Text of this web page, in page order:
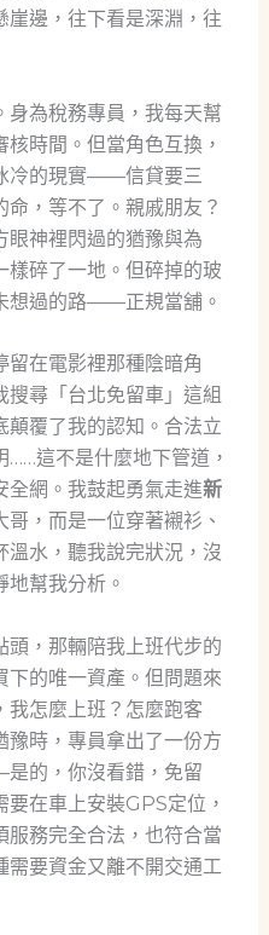
崖邊，往下看是深淵，往
身為稅務專員，我每天幫
時間。但當角色互換，
冷的現實——信貸要三
，等不了。親戚朋友？
眼神裡閃過的猶豫與為
樣碎了一地。但碎掉的玻
想過的路——正規當舖。
留在電影裡那種陰暗角
尋「台北免留車」這組
顛覆了我的認知。合法立
……這不是什麼地下管道，
全網。我鼓起勇氣走進新
，而是一位穿著襯衫、
溫水，聽我說完狀況，沒
幫我分析。
頭，那輛陪我上班代步的
下的唯一資產。但問題來
怎麼上班？怎麼跑客
豫時，專員拿出了一份方
的，你沒看錯，免留
在車上安裝GPS定位，
服務完全合法，也符合當
需要資金又離不開交通工